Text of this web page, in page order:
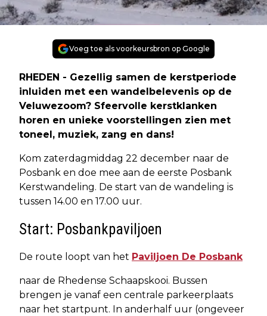
Voeg toe als voorkeursbron op Google
RHEDEN - Gezellig samen de kerstperiode
inluiden met een wandelbelevenis op de
Veluwezoom? Sfeervolle kerstklanken
horen en unieke voorstellingen zien met
toneel, muziek, zang en dans!
Kom zaterdagmiddag 22 december naar de
Posbank en doe mee aan de eerste Posbank
Kerstwandeling. De start van de wandeling is
tussen 14.00 en 17.00 uur.
Start: Posbankpaviljoen
De route loopt van het Paviljoen De Posbank
naar de Rhedense Schaapskooi. Bussen
brengen je vanaf een centrale parkeerplaats
naar het startpunt. In anderhalf uur (ongeveer